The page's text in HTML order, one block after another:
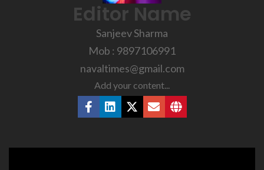
Editor Name
Sanjeev Sharma
Mob : 9897106991
navaltimes@gmail.com
Add your content...